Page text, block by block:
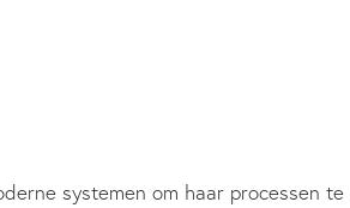
systemen om haar processen te